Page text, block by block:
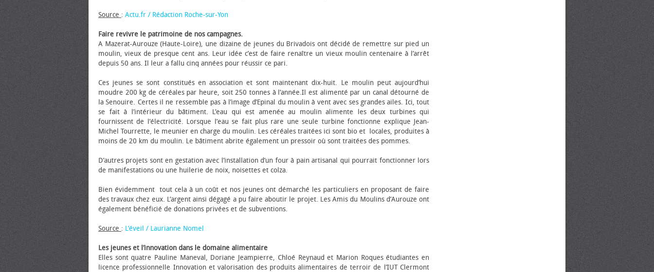
Source : Actu.fr / Rédaction Roche-sur-Yon
Faire revivre le patrimoine de nos campagnes.
A Mazerat-Aurouze (Haute-Loire), une dizaine de jeunes du Brivadois ont décidé de remettre sur pied un
moulin, vieux de presque cent ans. Leur idée c’est de faire renaître un vieux moulin centenaire à l’arrêt
depuis 50 ans. Il leur a fallu cinq années pour réussir ce pari.
Ces jeunes se sont constitués en association et sont maintenant dix-huit. Le moulin peut aujourd’hui
moudre 200 kg de céréales par heure, soit 250 tonnes à l’année.Il est alimenté par un canal détourné de
la Senouire. Certes il ne ressemble pas à l’image d’Epinal du moulin à vent avec ses grandes ailes. Ici, tout
se fait à l’intérieur du bâtiment. L’eau qui est amenée au moulin alimente les deux turbines qui
fournissent de l’électricité. Lorsque l’eau se fait plus rare une seule turbine fonctionne explique Jean-
Michel Tourrette, le meunier en charge du moulin. Les céréales traitées ici sont bio et locales, produites à
moins de 20 km du moulin. Le bâtiment abrite également un pressoir où sont traitées des pommes.
D’autres projets sont en gestation avec l’installation d’un four à pain artisanal qui pourrait fonctionner lors
de manifestations ou une huilerie de noix, noisettes et colza.
Bien évidemment tout cela à un coût et nos jeunes ont démarché les particuliers en proposant de faire
des travaux chez eux. L’argent ainsi dégagé a pu faire aboutir le projet. Les Amis du Moulins d’Aurouze ont
également bénéficié de donations privées et de subventions.
Source : L’éveil / Laurianne Nomel
Les jeunes et l’innovation dans le domaine alimentaire
Elles sont quatre Pauline Maneval, Doriane Jeampierre, Chloé Reynaud et Marion Roques étudiantes en
licence professionnelle Innovation et valorisation des produits alimentaires de terroir de l’IUT Clermont